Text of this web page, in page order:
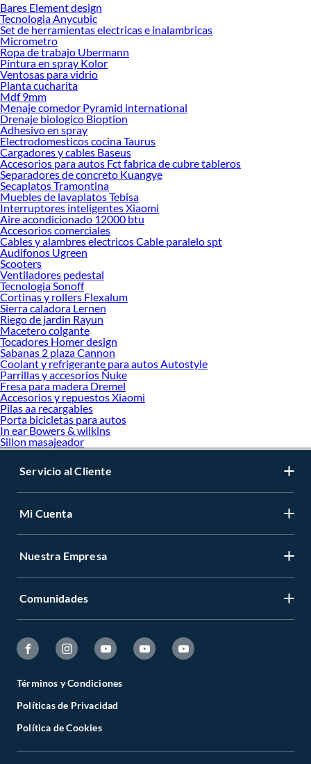
Desde remodelaciones hasta proyectos de decoración, estamos aquí para hacer
tus ideas realidad. ¡Visítanos y encuentra todo lo que tenemos para ofrecerte en
Construcción!
Explora la variedad de productos de Construcción en Sodimac
Herramientas, materiales y accesorios de calidad para tus proyectos y
renovación de espacios. ¡Visítanos y descubre todo lo que tenemos para
ofrecerte!
Encuentra una amplia variedad de productos de Construcción en Sodimac.
Encuentra todo lo necesario para tus proyectos de renovación y decoración.
¡Visítanos y haz tus ideas realidad!
Bares Element design
Tecnologia Anycubic
Set de herramientas electricas e inalambricas
Micrometro
Ropa de trabajo Ubermann
Pintura en spray Kolor
Ventosas para vidrio
Planta cucharita
Mdf 9mm
Menaje comedor Pyramid international
Drenaje biologico Bioption
Adhesivo en spray
Electrodomesticos cocina Taurus
Cargadores y cables Baseus
Accesorios para autos Fct fabrica de cubre tableros
Separadores de concreto Kuangye
Secaplatos Tramontina
Muebles de lavaplatos Tebisa
Interruptores inteligentes Xiaomi
Aire acondicionado 12000 btu
Accesorios comerciales
Cables y alambres electricos Cable paralelo spt
Audifonos Ugreen
Scooters
Ventiladores pedestal
Tecnologia Sonoff
Cortinas y rollers Flexalum
Sierra caladora Lernen
Riego de jardin Rayun
Macetero colgante
Tocadores Homer design
Sabanas 2 plaza Cannon
Coolant y refrigerante para autos Autostyle
Parrillas y accesorios Ñuke
Fresa para madera Dremel
Accesorios y repuestos Xiaomi
Pilas aa recargables
Porta bicicletas para autos
In ear Bowers & wilkins
Sillon masajeador
Servicio al Cliente
Mi Cuenta
Nuestra Empresa
Comunidades
Términos y Condiciones
Políticas de Privacidad
Política de Cookies